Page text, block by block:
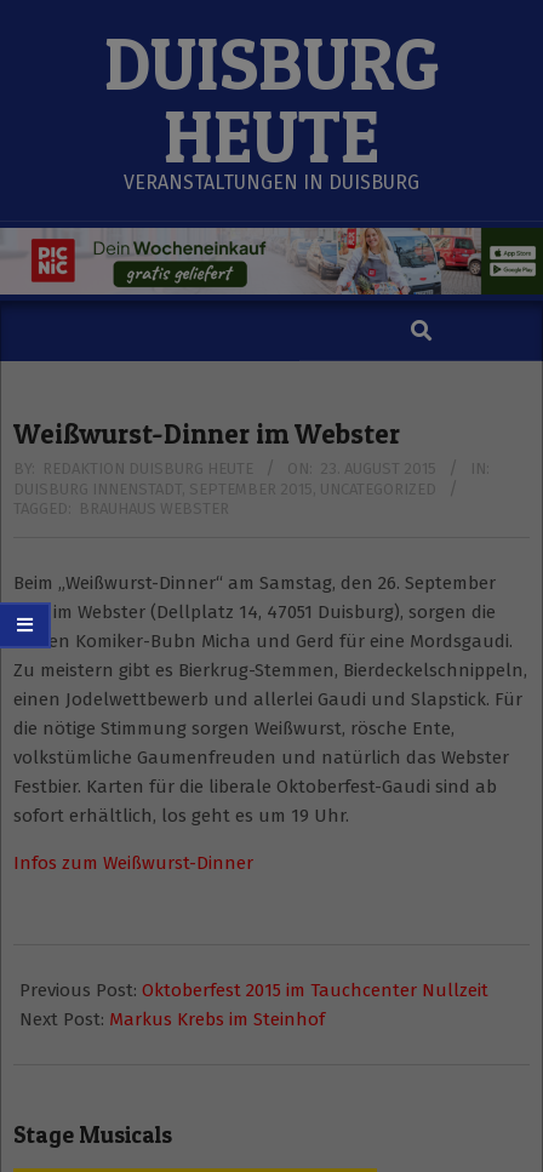
DUISBURG
HEUTE
VERANSTALTUNGEN IN DUISBURG
Search
Weißwurst-Dinner im Webster
BY: REDAKTION DUISBURG HEUTE ON: 23. AUGUST 2015
IN:
DUISBURG INNENSTADT SEPTEMBER 2015
UNCATEGORIZED
TAGGED:
BRAUHAUS WEBSTER
Beim „Weißwurst-Dinner“ am Samstag, den 26. September
2015 im Webster (Dellplatz 14, 47051 Duisburg), sorgen die
beiden Komiker-Bubn Micha und Gerd für eine Mordsgaudi.
Zu meistern gibt es Bierkrug-Stemmen, Bierdeckelschnippeln,
einen Jodelwettbewerb und allerlei Gaudi und Slapstick. Für
die nötige Stimmung sorgen Weißwurst, rösche Ente,
volkstümliche Gaumenfreuden und natürlich das Webster
Festbier. Karten für die liberale Oktoberfest-Gaudi sind ab
sofort erhältlich, los geht es um 19 Uhr.
Infos zum Weißwurst-Dinner
08-
23
Previous Post: Oktoberfest 2015 im Tauchcenter Nullzeit
Next Post: Markus Krebs im Steinhof
Stage Musicals